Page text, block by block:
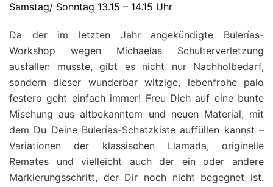
Samstag/ Sonntag 13.15 – 14.15 Uhr
Da der im letzten Jahr angekündigte Bulerías-
Workshop wegen Michaelas Schulterverletzung
ausfallen musste, gibt es nicht nur Nachholbedarf,
sondern dieser wunderbar witzige, lebenfrohe palo
festero geht einfach immer! Freu Dich auf eine bunte
Mischung aus altbekanntem und neuen Material, mit
dem Du Deine Bulerías-Schatzkiste auffüllen kannst –
Variationen der klassischen Llamada, originelle
Remates und vielleicht auch der ein oder andere
Markierungsschritt, der Dir noch nicht begegnet ist.